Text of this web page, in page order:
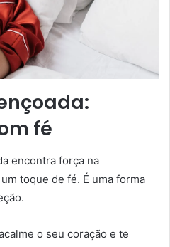
fé
encontra força na
toque de fé. É uma forma
o seu coração e te